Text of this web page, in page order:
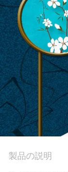
品
質
管
理
私
達
に
製品の説明